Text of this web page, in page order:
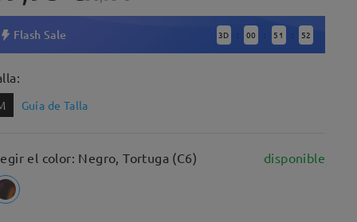
Flash Sale 3D : 00 : 51 : 51
Guía de Talla
el color: Negro, Tortuga (C6) disponible